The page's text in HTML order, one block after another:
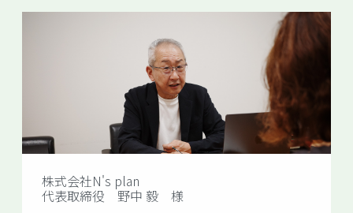
株式会社N's plan
代表取締役 野中 毅 様